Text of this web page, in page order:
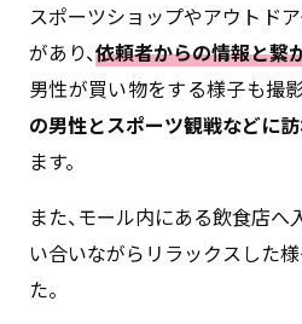
スポーツショップやアウトド
があり、依頼者からの情報と繋
男性が買い物をする様子も撮
の男性とスポーツ観戦などに
ます。
また、モール内にある飲食店へ
い合いながらリラックスした
た。